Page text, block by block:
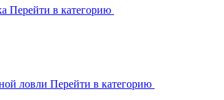
Перейти в категорию
ловли Перейти в категорию